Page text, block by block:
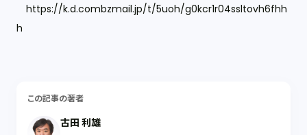
https://k.d.combzmail.jp/t/5uoh/g0kcr1r04ssltovh6fhh
h
この記事の著者
古田 利雄